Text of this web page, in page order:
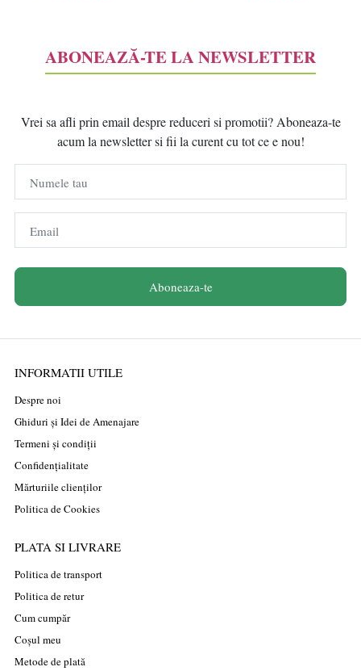
ABONEAZĂ-TE LA NEWSLETTER
Vrei sa afli prin email despre reduceri si promotii? Aboneaza-te
acum la newsletter si fii la curent cu tot ce e nou!
Numele tau
Email
Aboneaza-te
INFORMATII UTILE
Despre noi
Ghiduri și Idei de Amenajare
Termeni și condiții
Confidențialitate
Mărturiile clienților
Politica de Cookies
PLATA SI LIVRARE
Politica de transport
Politica de retur
Cum cumpăr
Coșul meu
Metode de plată